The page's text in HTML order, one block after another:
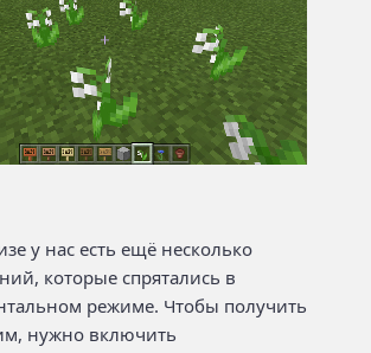
у нас есть ещё несколько
которые спрятались в
режиме. Чтобы получить
нужно включить